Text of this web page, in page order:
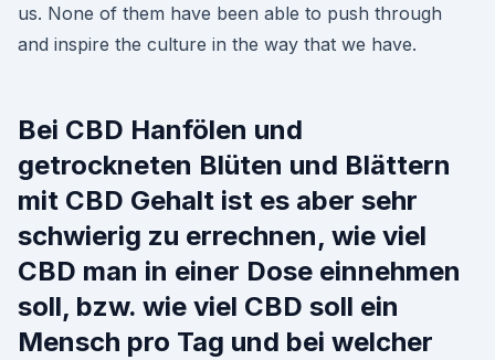
us. None of them have been able to push through
and inspire the culture in the way that we have.
Bei CBD Hanfölen und
getrockneten Blüten und Blättern
mit CBD Gehalt ist es aber sehr
schwierig zu errechnen, wie viel
CBD man in einer Dose einnehmen
soll, bzw. wie viel CBD soll ein
Mensch pro Tag und bei welcher